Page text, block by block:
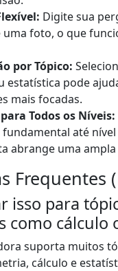
Digite sua
uma foto, o que
por Tópico:
estatística pode
mais focadas.
Todos os Níveis:
até
abrange uma
Frequentes
isso para
como cálculo
suporta muitos
cálculo e